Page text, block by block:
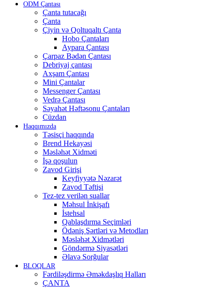
ODM Çantası
Çanta tutacağı
Çanta
Çiyin və Qoltuqaltı Çanta
Hobo Çantaları
Aypara Çantası
Çarpaz Bədən Çantası
Debriyaj çantası
Axşam Çantası
Mini Çantalar
Messenger Çantası
Vedrə Çantası
Səyahət Həftəsonu Çantaları
Cüzdan
Haqqımızda
Təsisçi haqqında
Brend Hekayəsi
Məsləhət Xidməti
İşə qoşulun
Zavod Girişi
Keyfiyyətə Nəzarət
Zavod Təftişi
Tez-tez verilən suallar
Məhsul İnkişafı
İstehsal
Qablaşdırma Seçimləri
Ödəniş Şərtləri və Metodları
Məsləhət Xidmətləri
Göndərmə Siyasətləri
Əlavə Sorğular
BLOQLAR
Fərdiləşdirmə Əməkdaşlıq Halları
ÇANTA